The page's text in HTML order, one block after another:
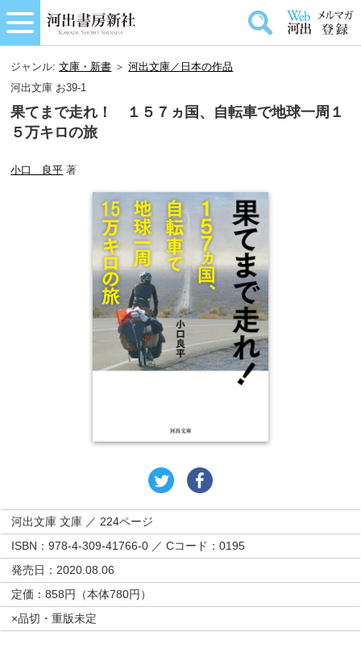
ジャンル:文庫・新書 ＞河出文庫／日本の作品
河出文庫 お39-1
果てまで走れ！ １５７ヵ国、自転車で地球一周１
５万キロの旅
小口 良平 著
河出文庫 文庫 ／ 224ページ
ISBN：978-4-309-41766-0 ／ Cコード：0195
発売日：2020.08.06
定価：858円（本体780円）
×品切・重版未定